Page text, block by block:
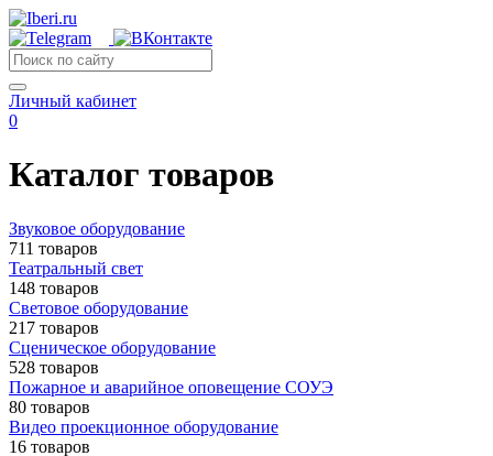
Личный кабинет
0
Каталог товаров
Звуковое оборудование
711 товаров
Театральный свет
148 товаров
Световое оборудование
217 товаров
Сценическое оборудование
528 товаров
Пожарное и аварийное оповещение СОУЭ
80 товаров
Видео проекционное оборудование
16 товаров